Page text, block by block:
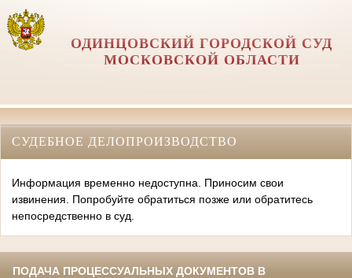
ОДИНЦОВСКИЙ ГОРОДСКОЙ СУД
МОСКОВСКОЙ ОБЛАСТИ
СУДЕБНОЕ ДЕЛОПРОИЗВОДСТВО
Информация временно недоступна. Приносим свои
извинения. Попробуйте обратиться позже или обратитесь
непосредственно в суд.
ПОДАЧА ПРОЦЕССУАЛЬНЫХ ДОКУМЕНТОВ В